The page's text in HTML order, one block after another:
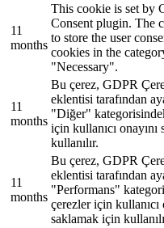
11
months
This cookie is set by
Consent plugin. The
to store the user
cookies in the
"Necessary".
11
months
Bu çerez, GDPR
eklentisi tarafından
"Diğer"
için kullanıcı
kullanılır.
11
months
Bu çerez, GDPR
eklentisi tarafından
"Performans"
çerezler için kullanıcı
saklamak için